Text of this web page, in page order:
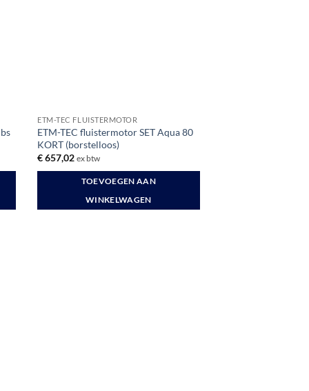
ETM-TEC FLUISTERMOTOR
ETM-TEC fluistermotor SET Aqua 80
KORT (borstelloos)
€657,02 ex btw
TOEVOEGEN AAN
WINKELWAGEN